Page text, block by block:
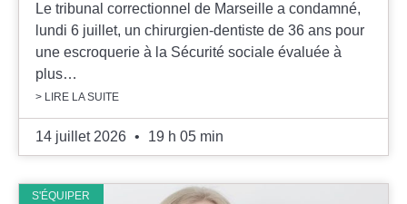
Le tribunal correctionnel de Marseille a condamné,
lundi 6 juillet, un chirurgien-dentiste de 36 ans pour
une escroquerie à la Sécurité sociale évaluée à
plus…
> LIRE LA SUITE
14 juillet 2026 19 h 05 min
S'ÉQUIPER